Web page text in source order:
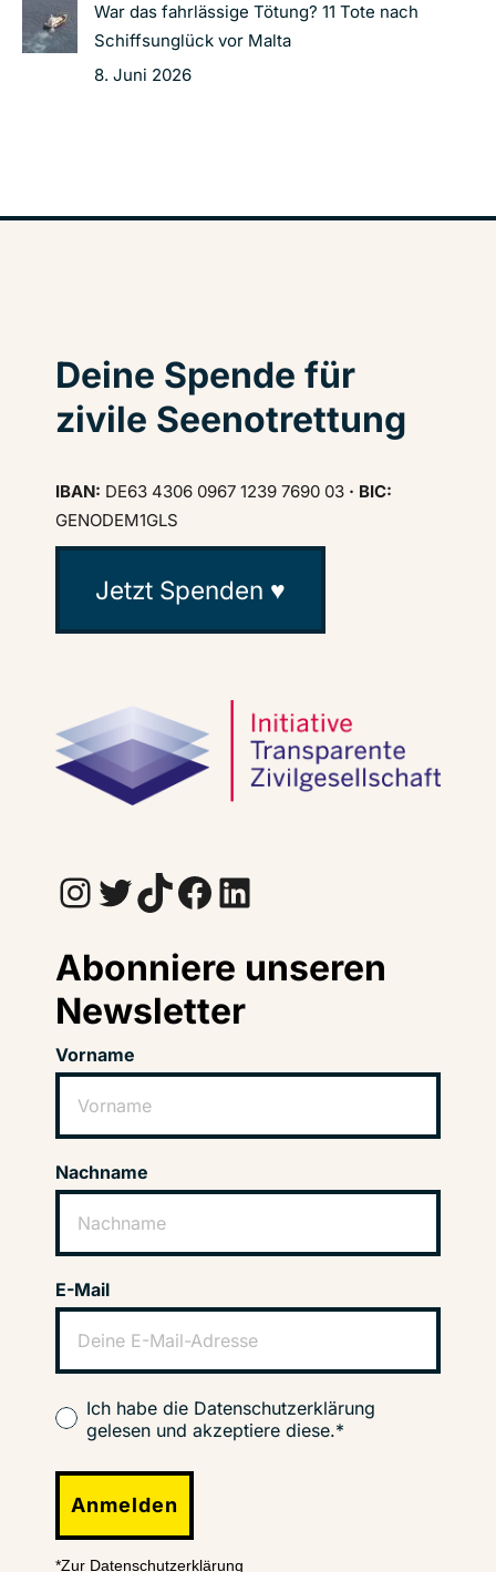
War das fahrlässige Tötung? 11 Tote nach
Schiffsunglück vor Malta
8. Juni 2026
Deine Spende für
zivile Seenotrettung
IBAN: DE63 4306 0967 1239 7690 03 · BIC:
GENODEM1GLS
Jetzt Spenden ♥
InstagramTwitter TikTok Facebook LinkedIn
Abonniere unseren
Newsletter
Vorname
Nachname
E-Mail
Ich habe die Datenschutzerklärung
gelesen und akzeptiere diese.*
Anmelden
*Zur Datenschutzerklärung